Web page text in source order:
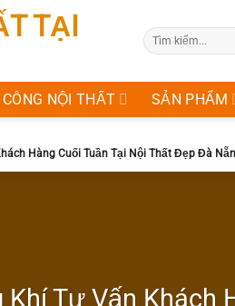
Tìm
kiếm:
NỘI THẤT SẢN PHẨM
Hàng Cuối Tuần Tại Nội Thất Đẹp Đà
Khí Tư Vấn Khách